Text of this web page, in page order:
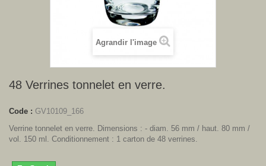
Agrandir l'image
48 Verrines tonnelet en verre.
Code : GV10109_166
Verrine tonnelet en verre. Dimensions : - diam. 56 mm / haut. 80 mm /
vol. 150 ml. Conditionnement : 1 carton de 48 verrines.